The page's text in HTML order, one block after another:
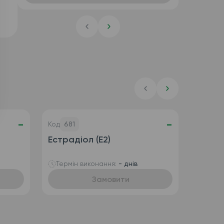
- Код 681 -
Естрадіол (E2)
Термін виконання: - днів
Замовити